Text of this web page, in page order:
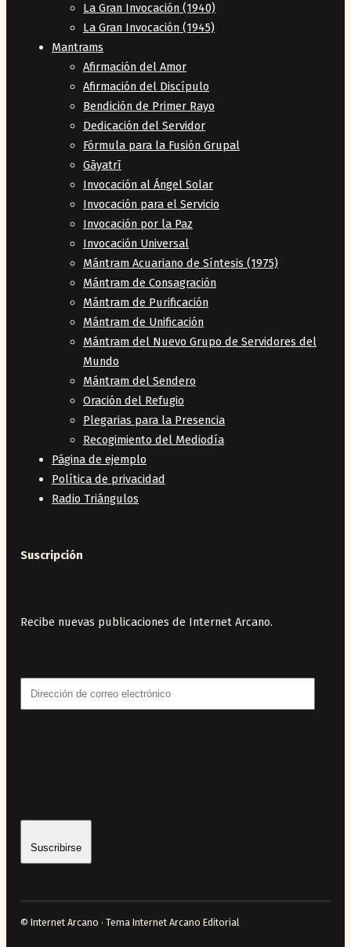
La Gran Invocación (1940)
La Gran Invocación (1945)
Mantrams
Afirmación del Amor
Afirmación del Discípulo
Bendición de Primer Rayo
Dedicación del Servidor
Fórmula para la Fusión Grupal
Gāyatrī
Invocación al Ángel Solar
Invocación para el Servicio
Invocación por la Paz
Invocación Universal
Mántram Acuariano de Síntesis (1975)
Mántram de Consagración
Mántram de Purificación
Mántram de Unificación
Mántram del Nuevo Grupo de Servidores del
Mundo
Mántram del Sendero
Oración del Refugio
Plegarias para la Presencia
Recogimiento del Mediodía
Página de ejemplo
Política de privacidad
Radio Triángulos
Suscripción
Recibe nuevas publicaciones de Internet Arcano.
Dirección
de
Suscribirse
© Internet Arcano · Tema Internet Arcano Editorial